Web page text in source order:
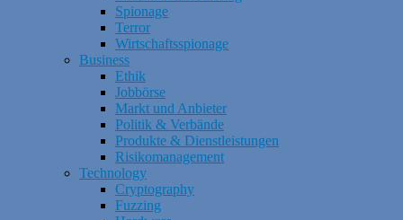
Spionage
Terror
Wirtschaftsspionage
Business
Ethik
Jobbörse
Markt und Anbieter
Politik & Verbände
Produkte & Dienstleistungen
Risikomanagement
Technology
Cryptography
Fuzzing